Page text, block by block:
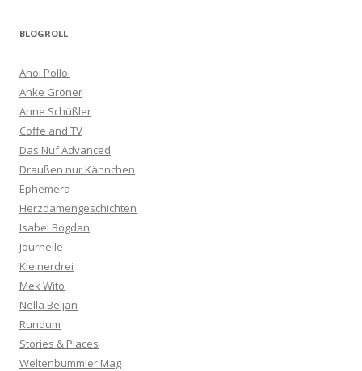
BLOGROLL
Ahoi Polloi
Anke Gröner
Anne Schüßler
Coffe and TV
Das Nuf Advanced
Draußen nur Kännchen
Ephemera
Herzdamengeschichten
Isabel Bogdan
Journelle
Kleinerdrei
Mek Wito
Nella Beljan
Rundum
Stories & Places
Weltenbummler Mag